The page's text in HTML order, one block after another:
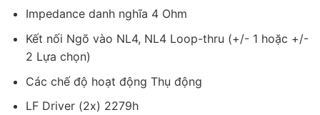
Impedance danh nghĩa 4 Ohm
Kết nối Ngõ vào NL4, NL4 Loop-thru (+/- 1 hoặc +/-
2 Lựa chọn)
Các chế độ hoạt động Thụ động
LF Driver (2x) 2279h